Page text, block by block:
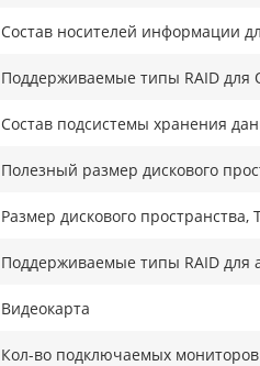
Состав носителей информации
Поддерживаемые типы RAID для
Состав подсистемы хранения
Полезный размер дискового
Размер дискового пространства,
Поддерживаемые типы RAID для
Видеокарта
Кол-во подключаемых мониторов